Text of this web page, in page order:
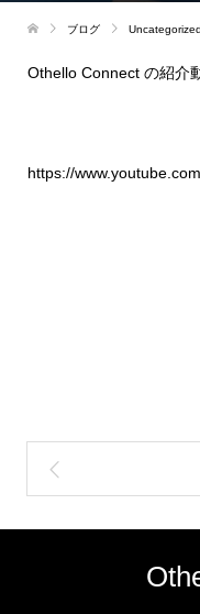
ブログ Uncategorized
Othello Connect の紹介
https://